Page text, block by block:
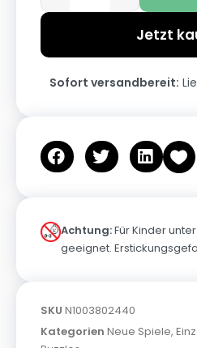
Jetzt
Sofort versandbereit:
Achtung:Für Kinder
geeignet.
SKU N1003802440
Kategorien Neue Spiele,